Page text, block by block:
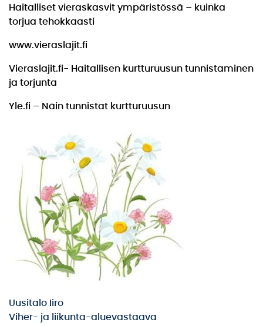
Haitalliset vieraskasvit ympäristössä – kuinka
torjua tehokkaasti
www.vieraslajit.fi
Vieraslajit.fi- Haitallisen kurtturuusun tunnistaminen
ja torjunta
Yle.fi – Näin tunnistat kurtturuusun
Uusitalo Iiro
Viher- ja liikunta-aluevastaava